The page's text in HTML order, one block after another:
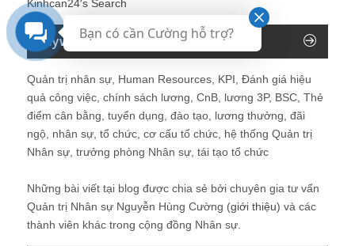
Kinhcan24′s Search
Keyword của Blog
Quản trị nhân sự, Human Resources, KPI, Đánh giá hiệu
quả công việc, chính sách lương, CnB, lương 3P, BSC, Thẻ
điểm cân bằng, tuyển dụng, đào tạo, lương thưởng, đãi
ngộ, nhân sự, tổ chức, cơ cấu tổ chức, hệ thống Quản trị
Nhân sự, trưởng phòng Nhân sự, tái tạo tổ chức
Những bài viết tại blog được chia sẻ bởi chuyên gia tư vấn
Quản trị Nhân sự Nguyễn Hùng Cường (giới thiệu) và các
thành viên khác trong cộng đồng Nhân sự.
Bạn có cần Cường hỗ trợ?